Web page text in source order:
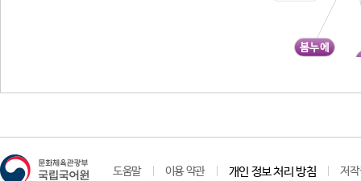
봄누에
도움말 이용 약관 개인 정보 처리 방침 저